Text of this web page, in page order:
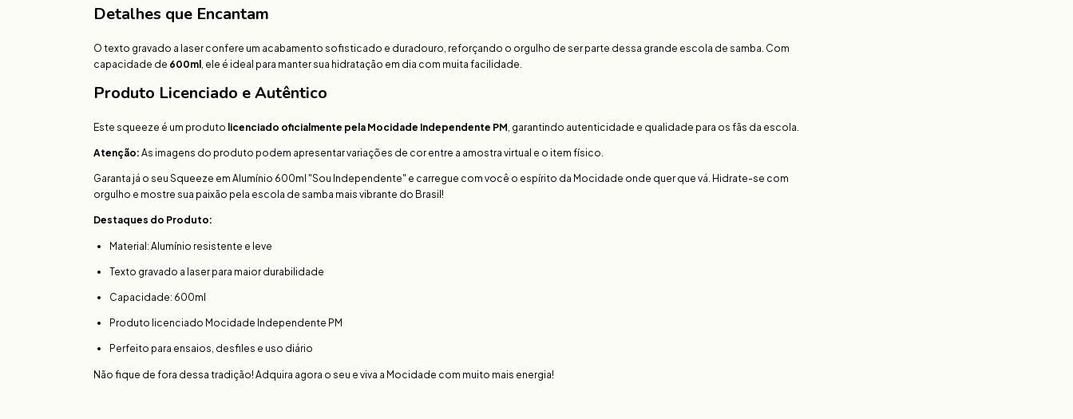
Detalhes que Encantam
O texto gravado a laser confere um acabamento sofisticado e duradouro, reforçando o orgulho de ser parte dessa grande escola de samba. Com
capacidade de 600ml , ele é ideal para manter sua hidratação em dia com muita facilidade.
Produto Licenciado e Autêntico
Este squeeze é um produto licenciado oficialmente pela Mocidade Independente PM, garantindo autenticidade e qualidade para os fãs da escola.
Atenção: As imagens do produto podem apresentar variações de cor entre a amostra virtual e o item físico.
Garanta já o seu Squeeze em Alumínio 600ml "Sou Independente" e carregue com você o espírito da Mocidade onde quer que vá. Hidrate-se com
orgulho e mostre sua paixão pela escola de samba mais vibrante do Brasil!
Destaques do Produto:
Material: Alumínio resistente e leve
Texto gravado a laser para maior durabilidade
Capacidade: 600ml
Produto licenciado Mocidade Independente PM
Perfeito para ensaios, desfiles e uso diário
Não fique de fora dessa tradição! Adquira agora o seu e viva a Mocidade com muito mais energia!